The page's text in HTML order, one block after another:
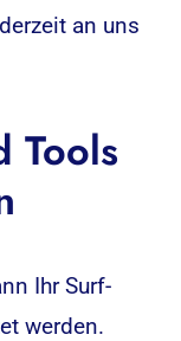
an uns
Tools
Ihr Surf-
werden.